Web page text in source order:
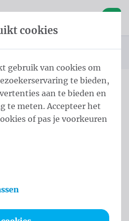
zijn eenvoudig te plaatsen,
cookies
gebruik van cookies om
te bieden,
aan te bieden en
te meten. Accepteer het
of pas je voorkeuren